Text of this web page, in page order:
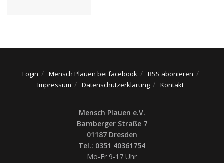
Login Mensch Plauen bei facebook
RSS abonieren
Impressum
Datenschutzerklärung Kontakt
Mensch Plauen e.V.
Bamberger Straße 7
01187 Dresden
Tel.: 0351 40361754
Mo-Fr 9-17 Uhr